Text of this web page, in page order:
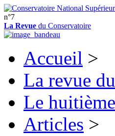
n°7
La Revue du Conservatoire
Accueil >
La revue
Le
Articles >